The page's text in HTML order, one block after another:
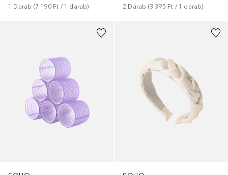
1 Darab (7 190 Ft / 1 darab) 2 Darab (3 395 Ft / 1 darab)